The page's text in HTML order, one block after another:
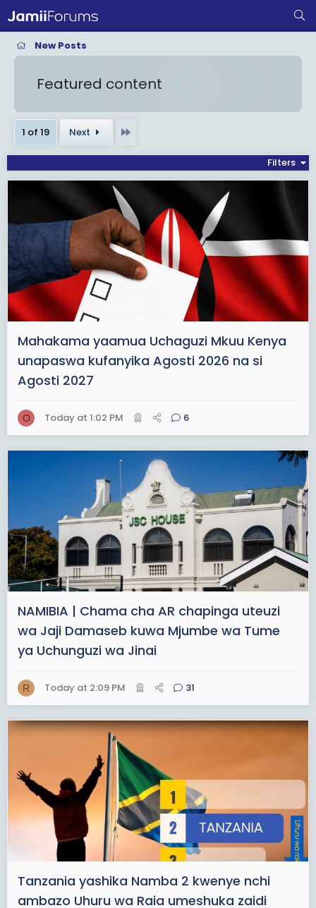
New Posts
Featured content
1 of 19 Next
Filters
Mahakama yaamua Uchaguzi Mkuu Kenya
unapaswa kufanyika Agosti 2026 na si
Agosti 2027
O Today at 1:02 PM 6
NAMIBIA | Chama cha AR chapinga uteuzi
wa Jaji Damaseb kuwa Mjumbe wa Tume
ya Uchunguzi wa Jinai
R Today at 2:09 PM 31
Tanzania yashika Namba 2 kwenye nchi
ambazo Uhuru wa Raia umeshuka zaidi